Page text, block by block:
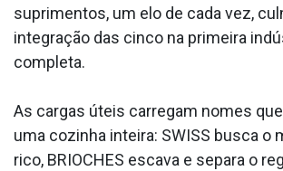
suprimentos, um elo de cada vez,
integração das cinco na primeira
completa.
As cargas úteis carregam nomes
uma cozinha inteira: SWISS busca o
rico, BRIOCHES escava e separa o